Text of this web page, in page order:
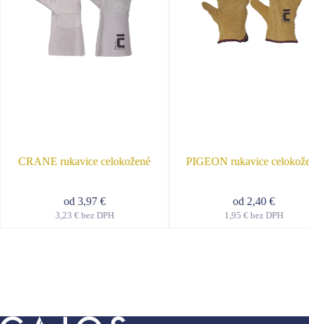
CRANE rukavice celokožené
od 3,97 €
3,23 €bez DPH
PIGEON rukavice
od 2,40 €
1,95 €bez DPH